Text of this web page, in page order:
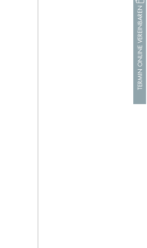
TERMIN ONLINE VEREINBAREN